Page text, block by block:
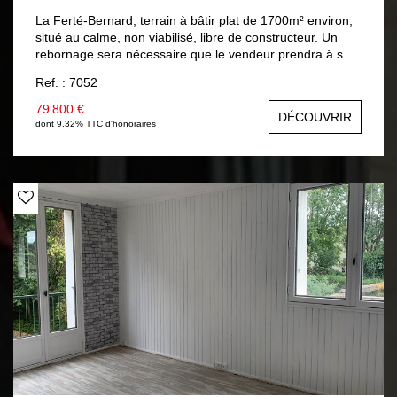
La Ferté-Bernard, terrain à bâtir plat de 1700m² environ,
situé au calme, non viabilisé, libre de constructeur. Un
rebornage sera nécessaire que le vendeur prendra à sa
Ref. : 7052
79 800 €
dont 9.32% TTC d'honoraires DÉCOUVRIR